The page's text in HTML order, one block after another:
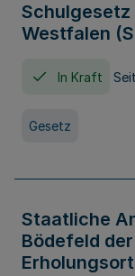
Schulgesetz
Westfalen
In Kraft
Gesetz
Staatliche
Bödefeld
Erholungsort